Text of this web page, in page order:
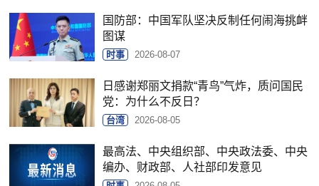
国防部：中国军队坚决反制任何闹海挑衅
图谋
时事 2026-08-07
日感谢郑丽文捐款“青鸟”气炸，质问国民
党：为什么不反日？
台湾 2026-08-05
最高法、中央组织部、中央政法委、中央
编办、财政部、人社部印发意见